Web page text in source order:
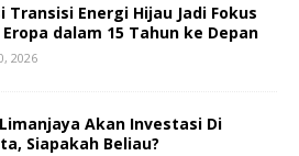
Transisi Energi Hijau Jadi Fokus
Eropa dalam 15 Tahun ke Depan
2026
Akan Investasi Di
Siapakah Beliau?